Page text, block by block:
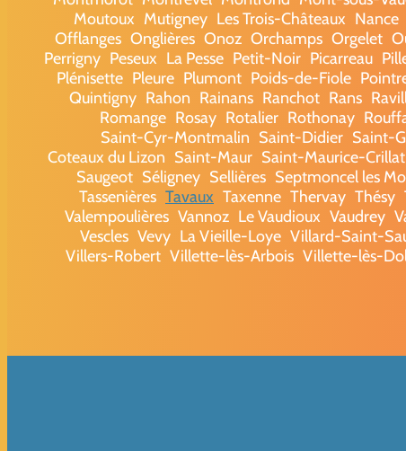
Moutoux Mutigney Les Trois-Châteaux Nance
Offlanges Onglières Onoz Orchamps Orgelet
Perrigny Peseux La Pesse Petit-Noir Picarreau
Plénisette Pleure Plumont Poids-de-Fiole
Quintigny Rahon Rainans Ranchot Rans
Romange Rosay Rotalier Rothonay
Saint-Cyr-Montmalin Saint-Didier Saint-
Coteaux du Lizon Saint-Maur Saint-Maurice-Crillat
Saugeot Séligney Sellières Septmoncel les
Tassenières Tavaux Taxenne Thervay Thésy
Valempoulières Vannoz Le Vaudioux Vaudrey
Vescles Vevy La Vieille-Loye Villard-Saint-
Villers-Robert Villette-lès-Arbois Villette-lès-